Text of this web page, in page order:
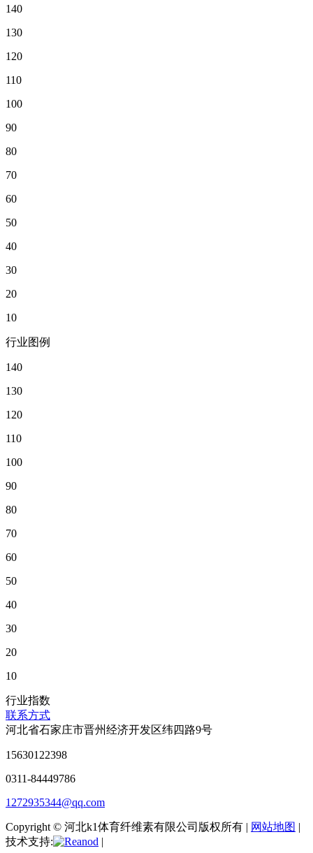
140
130
120
110
100
90
80
70
60
50
40
30
20
10
行业图例
140
130
120
110
100
90
80
70
60
50
40
30
20
10
行业指数
联系方式
河北省石家庄市晋州经济开发区纬四路9号
15630122398
0311-84449786
1272935344@qq.com
Copyright © 河北k1体育纤维素有限公司版权所有 | 网站地图 |
技术支持:
|